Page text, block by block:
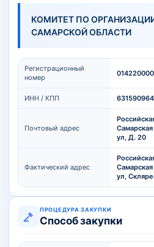
КОМИТЕТ ПО
САМАРСКОЙ ОБЛАСТИ
Регистрационный
номер
ИНН / КПП
Почтовый адрес
ул, Д. 20
Фактический адрес
ул,
ПРОЦЕДУРА ЗАКУПКИ
Способ закупки